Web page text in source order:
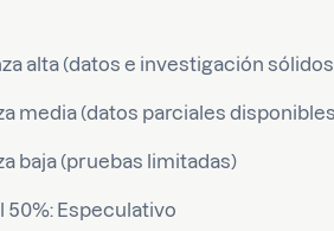
alta (datos e investigación
media (datos parciales
baja (pruebas limitadas)
50%: Especulativo